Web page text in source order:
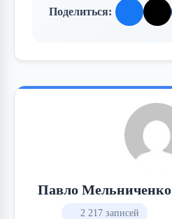
Поделиться:
Павло Мельниченко
2 217 записей